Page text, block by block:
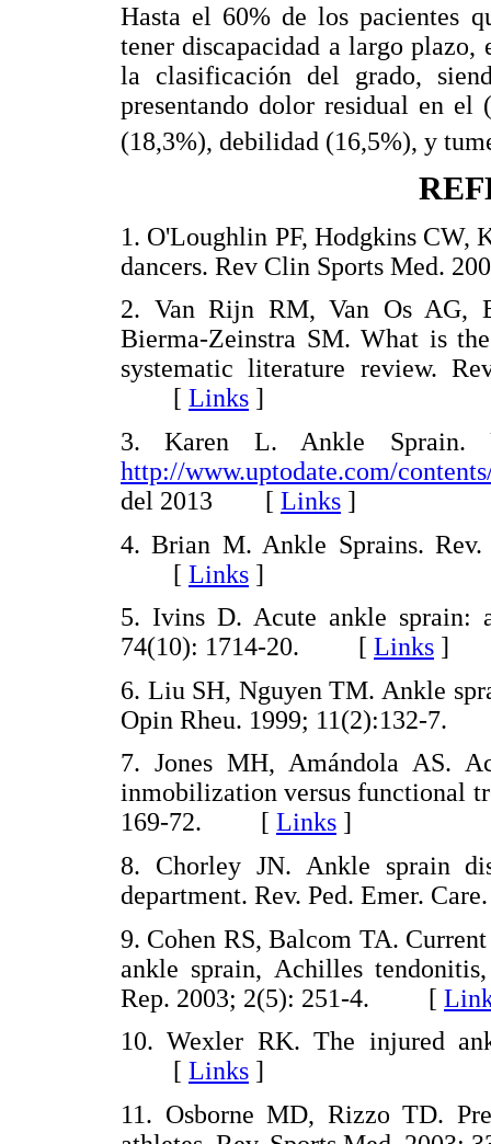
Hasta el 60% de los pacientes
tener discapacidad a largo plazo,
la clasificación del grado,
presentando dolor residual en el
(18,3%), debilidad (16,5%), y
1. O'Loughlin PF, Hodgkins CW,
dancers. Rev Clin Sports
2. Van Rijn RM, Van Os AG,
Bierma-Zeinstra SM. What is
systematic literature review.
[ Links ]
3. Karen L. Ankle Sprain.
http://www.uptodate.com/
del 2013 [ Links ]
4. Brian M. Ankle Sprains.
[ Links ]
5. Ivins D. Acute ankle sprain:
74(10): 1714-20. [ Links ]
6. Liu SH, Nguyen TM. Ankle
Opin Rheu. 1999; 11(2):132-
7. Jones MH, Amándola AS.
inmobilization versus functional
169-72. [ Links ]
8. Chorley JN. Ankle sprain
department. Rev. Ped. Emer.
9. Cohen RS, Balcom TA.
ankle sprain, Achilles
Rep. 2003; 2(5): 251-4. [
10. Wexler RK. The injured
[ Links ]
11. Osborne MD, Rizzo TD.